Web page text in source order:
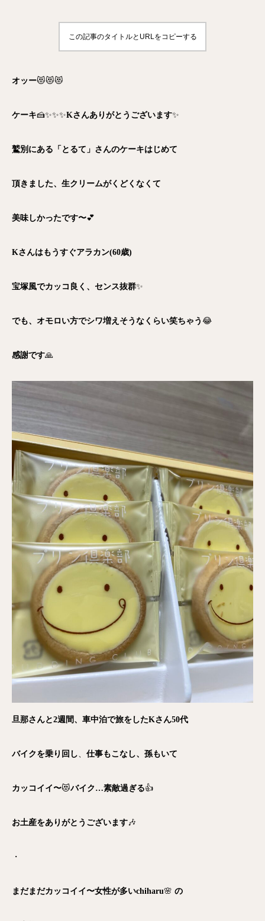
この記事のタイトルとURLをコピーする
オッー😻😻😻
ケーキ🍰✨✨✨Kさんありがとうございます✨
鷲別にある「とるて」さんのケーキはじめて
頂きました、生クリームがくどくなくて
美味しかったです〜💕
Kさんはもうすぐアラカン(60歳)
宝塚風でカッコ良く、センス抜群✨
でも、オモロい方でシワ増えそうなくらい笑ちゃう 😂
感謝です🙏
旦那さんと2週間、車中泊で旅をしたKさん50代
バイクを乗り回し 仕事もこなし、孫もいて
カッコイイ〜😻バイク…素敵過ぎる👍
お土産をありがとうございます🎶
・
まだまだカッコイイ〜女性が多いchiharu🌸 の